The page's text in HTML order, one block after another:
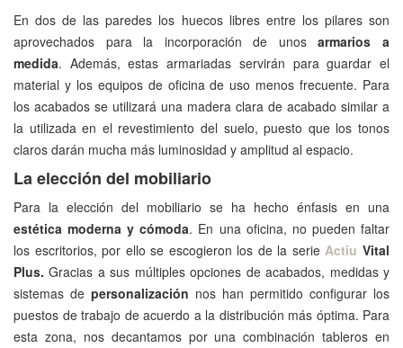
En dos de las paredes los huecos libres entre los pilares son
aprovechados para la incorporación de unosarmarios a
medida. Además, estas armariadas servirán para guardar el
material y los equipos de oficina de uso menos frecuente. Para
los acabados se utilizará una madera clara de acabado similar a
la utilizada en el revestimiento del suelo, puesto que los tonos
claros darán mucha más luminosidad y amplitud al espacio.
La elección del mobiliario
Para la elección del mobiliario se ha hecho énfasis en una
estética moderna y cómoda. En una oficina, no pueden faltar
los escritorios, por ello se escogieron los de la serieActiuVital
Plus.Gracias a sus múltiples opciones de acabados, medidas y
sistemas de personalización nos han permitido configurar los
puestos de trabajo de acuerdo a la distribución más óptima. Para
esta zona, nos decantamos por una combinación tableros en